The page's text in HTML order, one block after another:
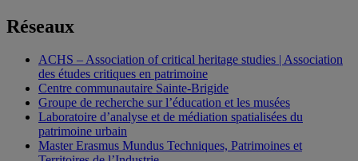
Réseaux
ACHS – Association of critical heritage studies | Association
des études critiques en patrimoine
Centre communautaire Sainte-Brigide
Groupe de recherche sur l’éducation et les musées
Laboratoire d’analyse et de médiation spatialisées du
patrimoine urbain
Master Erasmus Mundus Techniques, Patrimoines et